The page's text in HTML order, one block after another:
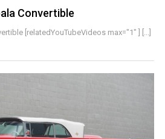
Convertible
[relatedYouTubeVideos max="1" ] [...]